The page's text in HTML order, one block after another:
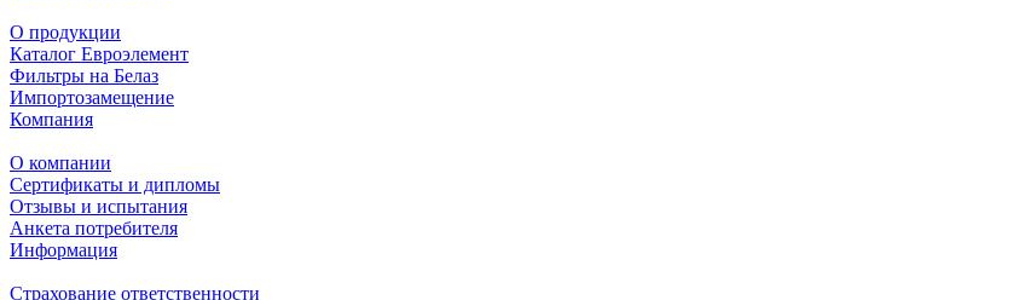
О продукции
Каталог Евроэлемент
Фильтры на Белаз
Импортозамещение
Компания
О компании
Сертификаты и дипломы
Отзывы и испытания
Анкета потребителя
Информация
Страхование ответственности